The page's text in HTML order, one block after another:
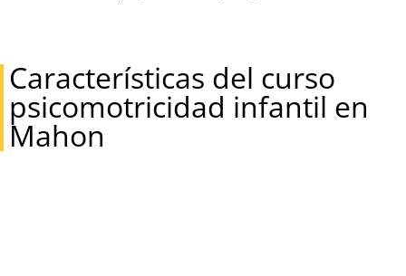
Características del curso
psicomotricidad infantil en
Mahon